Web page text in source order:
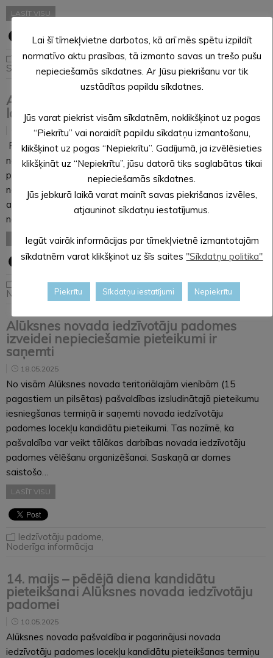
LASĪT VISU
Iedzīvotāju padome,
Sabiedriskā līdzdalība
Alūksnes novada iedzīvotāju padomes
locekļu kandidātu saraksts
06.08.2025
Pamatojoties uz Alūksnes novada pašvaldības saistošo
noteikumu Nr. 25/2024 “Alūksnes novada iedzīvotāju
padomes nolikums” 15. punktu, pašvaldība izziņo Alūksnes
novada iedzīvotāju padomes locekļu kandidātu sarakstu un
aicina iedzīvotājus iepazīties ar padomes locekļu kandidātiem
no katras teritoriālās vienības. Par iedzīvotāju padomes…
LASĪT VISU
Iedzīvotāju padome,
Noderīga informācija
Alūksnes novada iedzīvotāju padomes
izveidei nepieciešamie pieteikumi ir
saņemti
18.05.2025
No visām Alūksnes novada teritoriālajām vienībām (15
pagastiem un pilsētas) pašvaldības izsludinātajā pieteikumu
iesniegšanas termiņā ir saņemti novada iedzīvotāju
padomes locekļu kandidātu pieteikumi. Tas nozīmē, ka
pašvaldība var veikt tālākas darbības novada iedzīvotāju
padomes vēlēšanu organizēšanai. Saskaņā ar domes
saistošo…
LASĪT VISU
Iedzīvotāju padome
Noderīga informācija
14. maijs – pēdējā diena kandidātu
pieteikšanai Alūksnes novada iedzīvotāju
padomei
10.05.2025
Alūksnes novada pašvaldība ir pagarinājusi novada
iedzīvotāju padomes locekļu kandidātu pieteikšanas termiņu
Lai šī tīmekļvietne darbotos, kā arī mēs spētu izpildīt
normatīvo aktu prasības, tā izmanto savas un trešo pušu
nepieciešamās sīkdatnes. Ar Jūsu piekrišanu var tik
uzstādītas papildu sīkdatnes.
Jūs varat piekrist visām sīkdatnēm, noklikšķinot uz pogas
“Piekrītu” vai noraidīt papildu sīkdatņu izmantošanu,
klikšķinot uz pogas “Nepiekrītu”. Gadījumā, ja izvēlēsieties
klikšķināt uz “Nepiekrītu”, jūsu datorā tiks saglabātas tikai
nepieciešamās sīkdatnes.
Jūs jebkurā laikā varat mainīt savas piekrišanas izvēles,
atjauninot sīkdatņu iestatījumus.
Iegūt vairāk informācijas par tīmekļvietnē izmantotajām
sīkdatnēm varat klikšķinot uz šīs saites "Sīkdatņu politika"
Piekrītu Sīkdatņu iestatījumi Nepiekrītu